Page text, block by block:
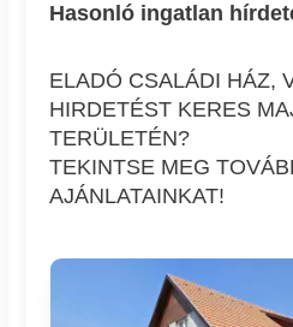
Hasonló ingatlan
ELADÓ CSALÁDI HÁZ,
HIRDETÉST KERES
TERÜLETÉN?
TEKINTSE MEG
AJÁNLATAINKAT!